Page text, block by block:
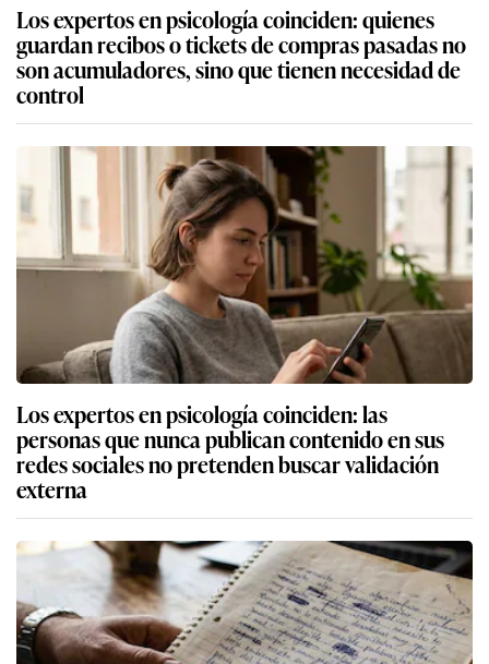
Los expertos en psicología coinciden: quienes
guardan recibos o tickets de compras pasadas no
son acumuladores, sino que tienen necesidad de
control
Los expertos en psicología coinciden: las
personas que nunca publican contenido en sus
redes sociales no pretenden buscar validación
externa